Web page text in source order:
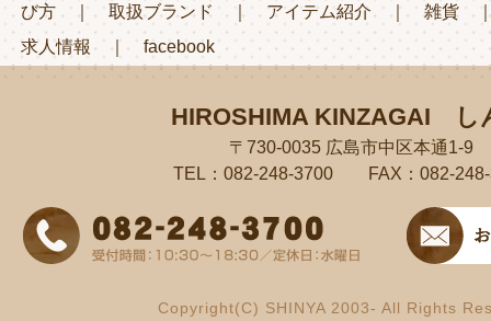
び方 ｜ 取扱ブランド ｜ アイテム紹介 ｜ 雑貨
求人情報 ｜ facebook
HIROSHIMA KINZAGAI し
〒730-0035 広島市中区本通1-9
TEL：082-248-3700 FAX：082-248-
Copyright(C) SHINYA 2003- All Rights